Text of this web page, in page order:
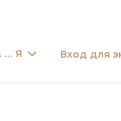
… Я Вход для